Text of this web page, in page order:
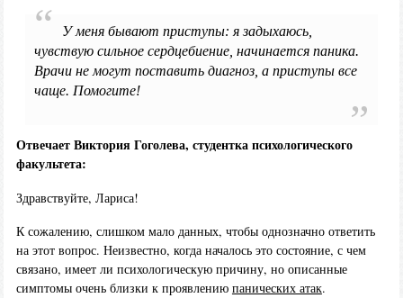
У меня бывают приступы: я задыхаюсь,
чувствую сильное сердцебиение, начинается паника.
Врачи не могут поставить диагноз, а приступы все
чаще. Помогите!
Отвечает Виктория Гоголева, студентка психологического
факультета:
Здравствуйте, Лариса!
К сожалению, слишком мало данных, чтобы однозначно ответить
на этот вопрос. Неизвестно, когда началось это состояние, с чем
связано, имеет ли психологическую причину, но описанные
симптомы очень близки к проявлению панических атак.